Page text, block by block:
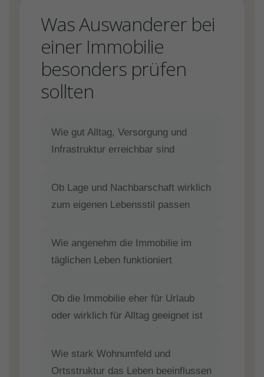
Was Auswanderer bei
einer Immobilie
besonders prüfen
sollten
Wie gut Alltag, Versorgung und
Infrastruktur erreichbar sind
Ob Lage und Nachbarschaft wirklich
zum eigenen Lebensstil passen
Wie angenehm die Immobilie im
täglichen Leben funktioniert
Ob die Immobilie eher für Urlaub
oder wirklich für Alltag geeignet ist
Wie stark Wohnumfeld und
Ortsstruktur das Leben beeinflussen